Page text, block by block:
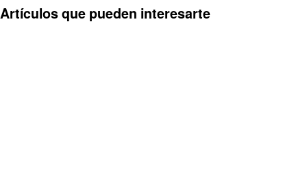
Artículos que pueden interesarte